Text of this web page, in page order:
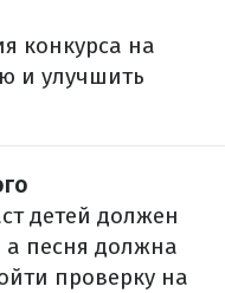
конкурса на
и улучшить
детей должен
а песня должна
проверку на